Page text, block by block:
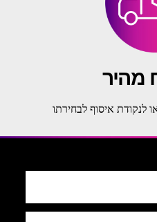
מהיר
לנקודת איסוף לבחירתו